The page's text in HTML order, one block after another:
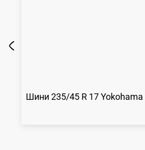
Шини235/45 R 17 Yokohama